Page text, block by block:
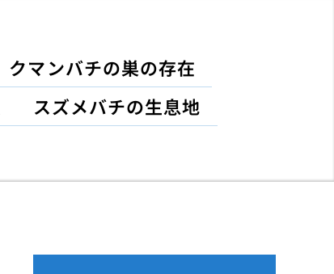
クマンバチの巣の存在
スズメバチの生息地